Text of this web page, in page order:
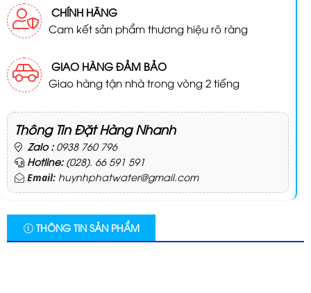
CHÍNH HÃNG
Cam kết sản phẩm thương hiệu rõ ràng
GIAO HÀNG ĐẢM BẢO
Giao hàng tận nhà trong vòng 2 tiếng
Thông Tin Đặt Hàng Nhanh
Zalo : 0938 760 796
Hotline: (028). 66 591 591
Email: huynhphatwater@gmail.com
THÔNG TIN SẢN PHẨM